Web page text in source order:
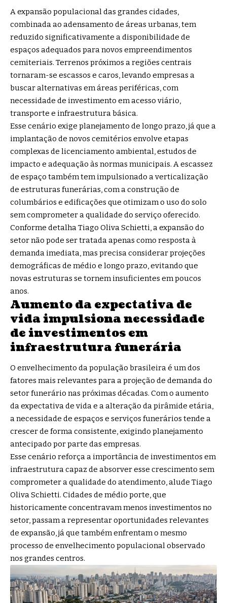
A expansão populacional das grandes cidades,
combinada ao adensamento de áreas urbanas, tem
reduzido significativamente a disponibilidade de
espaços adequados para novos empreendimentos
cemiteriais. Terrenos próximos a regiões centrais
tornaram-se escassos e caros, levando empresas a
buscar alternativas em áreas periféricas, com
necessidade de investimento em acesso viário,
transporte e infraestrutura básica.
Esse cenário exige planejamento de longo prazo, já que a
implantação de novos cemitérios envolve etapas
complexas de licenciamento ambiental, estudos de
impacto e adequação às normas municipais. A escassez
de espaço também tem impulsionado a verticalização
de estruturas funerárias, com a construção de
columbários e edificações que otimizam o uso do solo
sem comprometer a qualidade do serviço oferecido.
Conforme detalha Tiago Oliva Schietti, a expansão do
setor não pode ser tratada apenas como resposta à
demanda imediata, mas precisa considerar projeções
demográficas de médio e longo prazo, evitando que
novas estruturas se tornem insuficientes em poucos
anos.
Aumento da expectativa de
vida impulsiona necessidade
de investimentos em
infraestrutura funerária
O envelhecimento da população brasileira é um dos
fatores mais relevantes para a projeção de demanda do
setor funerário nas próximas décadas. Com o aumento
da expectativa de vida e a alteração da pirâmide etária,
a necessidade de espaços e serviços funerários tende a
crescer de forma consistente, exigindo planejamento
antecipado por parte das empresas.
Esse cenário reforça a importância de investimentos em
infraestrutura capaz de absorver esse crescimento sem
comprometer a qualidade do atendimento, alude Tiago
Oliva Schietti. Cidades de médio porte, que
historicamente concentravam menos investimentos no
setor, passam a representar oportunidades relevantes
de expansão, já que também enfrentam o mesmo
processo de envelhecimento populacional observado
nos grandes centros.